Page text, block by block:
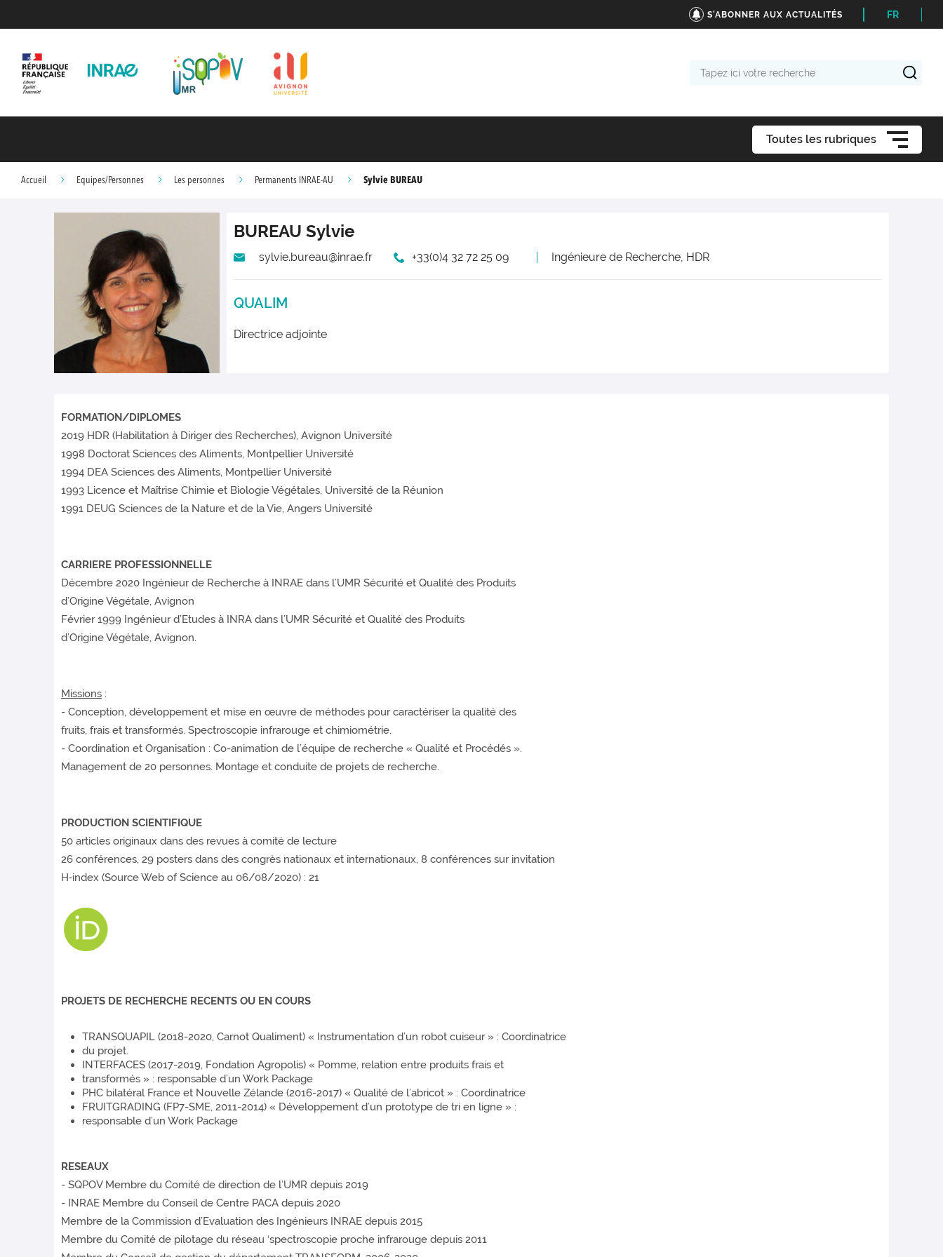
S'ABONNER AUX ACTUALITÉS FR
Toutes les rubriques
Accueil Equipes/Personnes Les personnes Permanents INRAE-AU Sylvie BUREAU
BUREAU Sylvie
sylvie.bureau@inrae.fr +33(0)4 32 72 25 09 Ingénieure de Recherche, HDR
QUALIM
Directrice adjointe
FORMATION/DIPLOMES
2019 HDR (Habilitation à Diriger des Recherches), Avignon Université
1998 Doctorat Sciences des Aliments, Montpellier Université
1994 DEA Sciences des Aliments, Montpellier Université
1993 Licence et Maîtrise Chimie et Biologie Végétales, Université de la Réunion
1991 DEUG Sciences de la Nature et de la Vie, Angers Université
CARRIERE PROFESSIONNELLE
Décembre 2020 Ingénieur de Recherche à INRAE dans l’UMR Sécurité et Qualité des Produits
d’Origine Végétale, Avignon
Février 1999 Ingénieur d’Etudes à INRA dans l’UMR Sécurité et Qualité des Produits
d’Origine Végétale, Avignon.
Missions :
- Conception, développement et mise en œuvre de méthodes pour caractériser la qualité des
fruits, frais et transformés. Spectroscopie infrarouge et chimiométrie.
- Coordination et Organisation : Co-animation de l’équipe de recherche « Qualité et Procédés ».
Management de 20 personnes. Montage et conduite de projets de recherche.
PRODUCTION SCIENTIFIQUE
50 articles originaux dans des revues à comité de lecture
26 conférences, 29 posters dans des congrès nationaux et internationaux, 8 conférences sur invitation
H‐index (Source Web of Science au 06/08/2020) : 21
PROJETS DE RECHERCHE RECENTS OU EN COURS
TRANSQUAPIL (2018-2020, Carnot Qualiment) « Instrumentation d’un robot cuiseur » : Coordinatrice
du projet.
INTERFACES (2017-2019, Fondation Agropolis) « Pomme, relation entre produits frais et
transformés » : responsable d’un Work Package
PHC bilatéral France et Nouvelle Zélande (2016-2017) « Qualité de l’abricot » : Coordinatrice
FRUITGRADING (FP7-SME, 2011-2014) « Développement d’un prototype de tri en ligne » :
responsable d’un Work Package
RESEAUX
- SQPOV Membre du Comité de direction de l’UMR depuis 2019
- INRAE Membre du Conseil de Centre PACA depuis 2020
Membre de la Commission d’Evaluation des Ingénieurs INRAE depuis 2015
Membre du Comité de pilotage du réseau ‘spectroscopie proche infrarouge depuis 2011